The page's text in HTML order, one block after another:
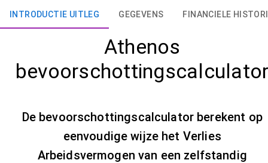
INTRODUCTIE UITLEG GEGEVENS FINANCIELE
Athenos
De bevoorschottingscalculator berekent op
eenvoudige wijze het Verlies
Arbeidsvermogen van een zelfstandig